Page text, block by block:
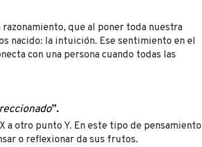
que al poner toda nuestra
nacido: la intuición. Ese sentimiento en el
con una persona cuando todas las
”.
a otro punto Y. En este tipo de pensamiento
o reflexionar da sus frutos.